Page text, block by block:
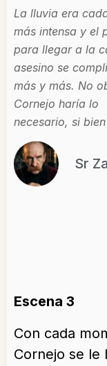
La lluvia era
más intensa y el
para llegar a la
asesino se
más y más. No
Cornejo haría lo
necesario, si bien
Sr
Escena 3
Con cada
Cornejo se le